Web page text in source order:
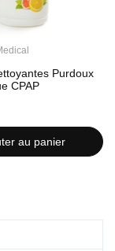
Purdoux
CPAP
au panier